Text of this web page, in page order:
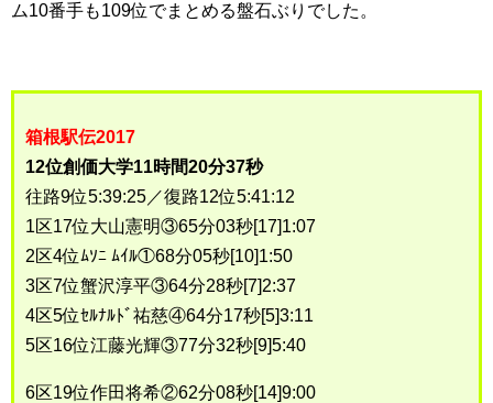
ム10番手も109位でまとめる盤石ぶりでした。
箱根駅伝2017
12位創価大学11時間20分37秒
往路9位5:39:25／復路12位5:41:12
1区17位大山憲明③65分03秒[17]1:07
2区4位ﾑｿﾆ ﾑｲﾙ①68分05秒[10]1:50
3区7位蟹沢淳平③64分28秒[7]2:37
4区5位ｾﾙﾅﾙﾄﾞ祐慈④64分17秒[5]3:11
5区16位江藤光輝③77分32秒[9]5:40
6区19位作田将希②62分08秒[14]9:00